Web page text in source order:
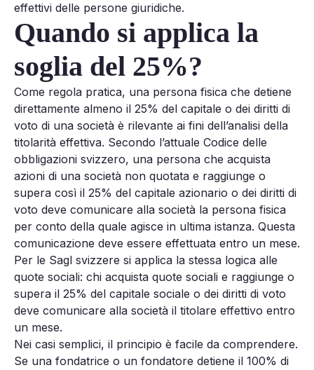
effettivi delle persone giuridiche.
Quando si applica la
soglia del 25%?
Come regola pratica, una persona fisica che detiene
direttamente almeno il 25% del capitale o dei diritti di
voto di una società è rilevante ai fini dell’analisi della
titolarità effettiva. Secondo l’attuale Codice delle
obbligazioni svizzero, una persona che acquista
azioni di una società non quotata e raggiunge o
supera così il 25% del capitale azionario o dei diritti di
voto deve comunicare alla società la persona fisica
per conto della quale agisce in ultima istanza. Questa
comunicazione deve essere effettuata entro un mese.
Per le Sagl svizzere si applica la stessa logica alle
quote sociali: chi acquista quote sociali e raggiunge o
supera il 25% del capitale sociale o dei diritti di voto
deve comunicare alla società il titolare effettivo entro
un mese.
Nei casi semplici, il principio è facile da comprendere.
Se una fondatrice o un fondatore detiene il 100% di